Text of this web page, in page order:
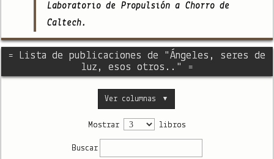
Laboratorio de Propulsión a Chorro de
Caltech.
= Lista de publicaciones de "Ángeles, seres de
luz, esos otros.." =
Ver columnas ▼
Mostrar libros
Buscar